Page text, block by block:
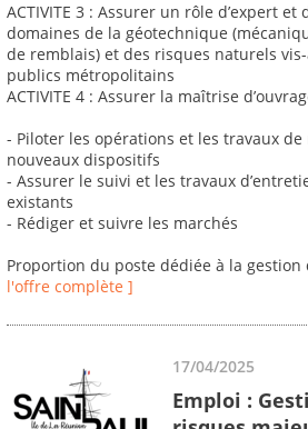
ACTIVITE 3 : Assurer un rôle d’expert
domaines de la géotechnique
de remblais) et des risques naturels
publics métropolitains
ACTIVITE 4 : Assurer la maîtrise
- Piloter les opérations et les travaux de
nouveaux dispositifs
- Assurer le suivi et les travaux
existants
- Rédiger et suivre les marchés
Proportion du poste dédiée à la gestion
l'offre complète ]
17/04/2025
Emploi :